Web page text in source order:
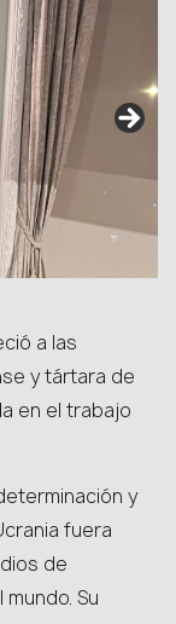
a las
y tártara de
en el trabajo
y
fuera
de
Su